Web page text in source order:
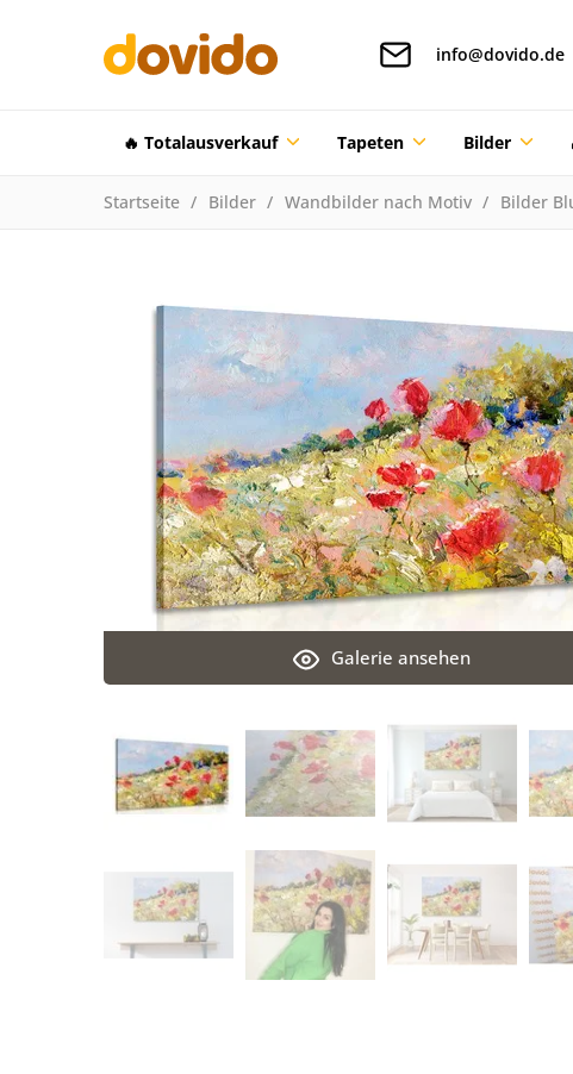
info@dovido.de
🔥 Totalausverkauf Tapeten Bilder
Startseite Bilder Wandbilder nach Motiv Bilder
Galerie ansehen